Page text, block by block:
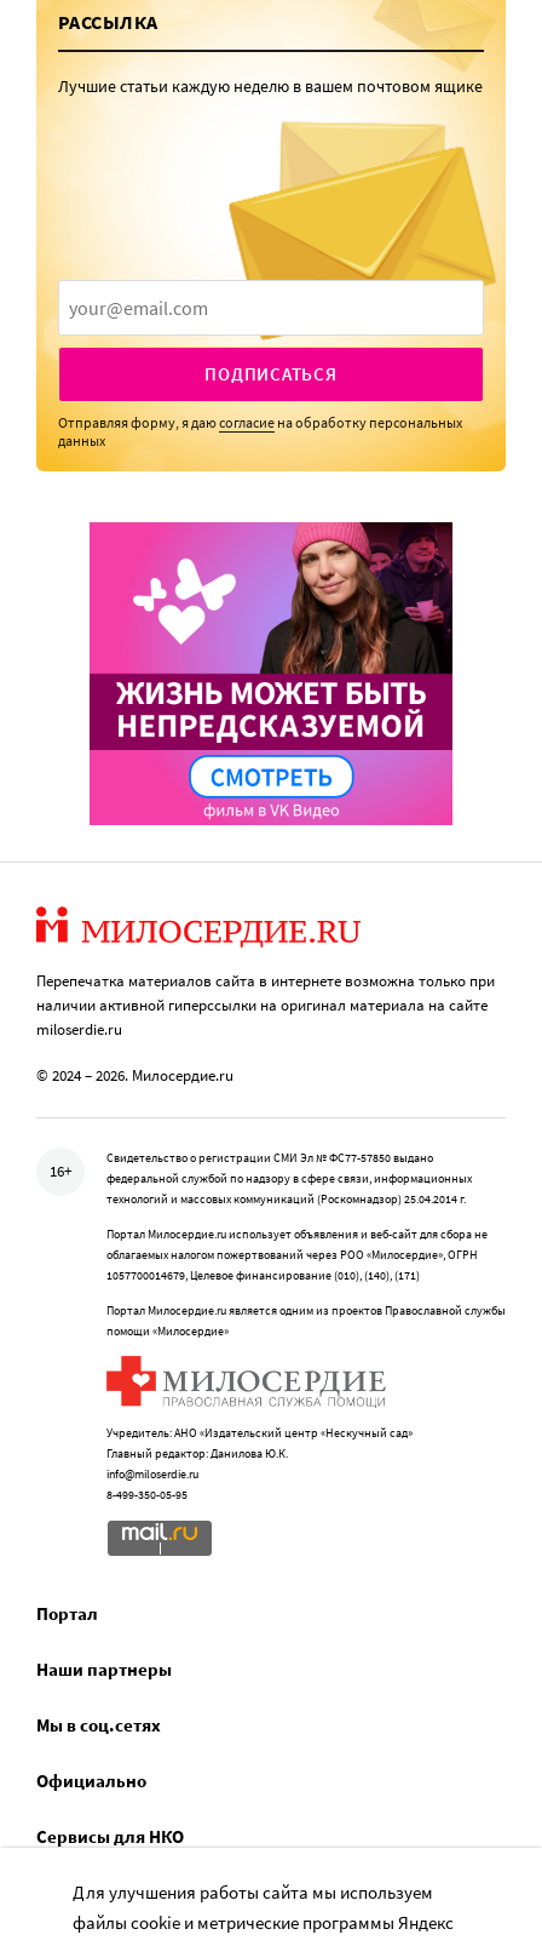
РАССЫЛКА
Лучшие статьи каждую неделю в вашем почтовом ящике
ПОДПИСАТЬСЯ
Отправляя форму, я даюсогласие на обработку персональных
данных
Перепечатка материалов сайта в интернете возможна только при
наличии активной гиперссылки на оригинал материала на сайте
miloserdie.ru
© 2024 – 2026. Милосердие.ru
16+
Свидетельство о регистрации СМИ Эл № ФС77-57850 выдано
федеральной службой по надзору в сфере связи, информационных
технологий и массовых коммуникаций (Роскомнадзор) 25.04.2014 г.
Портал Милосердие.ru использует объявления и веб-сайт для сбора не
облагаемых налогом пожертвований через РОО «Милосердие», ОГРН
1057700014679, Целевое финансирование (010), (140), (171)
Портал Милосердие.ru является одним из проектов Православной службы
помощи «Милосердие»
Учредитель: АНО «Издательский центр «Нескучный сад»
Главный редактор: Данилова Ю.К.
info@miloserdie.ru
8-499-350-05-95
Портал
Наши партнеры
Мы в соц.сетях
Официально
Сервисы для НКО
Спецпроекты
Для улучшения работы сайта мы используем
файлы cookie и метрические программы Яндекс